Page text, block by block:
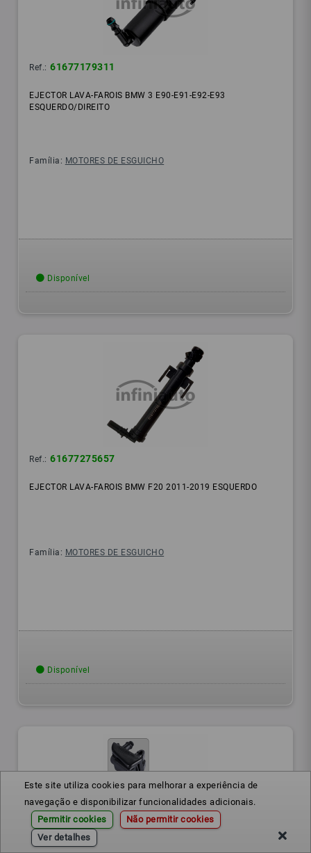
Este site utiliza cookies para melhorar a experiência de
navegação e disponibilizar funcionalidades adicionais.
Permitir cookies
Não permitir cookies
Ver detalhes
Ref.: 61677179311
EJECTOR LAVA-FAROIS BMW 3 E90-E91-E92-E93
ESQUERDO/DIREITO
Família: MOTORES DE ESGUICHO
Disponível
Ref.: 61677275657
EJECTOR LAVA-FAROIS BMW F20 2011-2019 ESQUERDO
Família: MOTORES DE ESGUICHO
Disponível
Ref.: 1Z0955985